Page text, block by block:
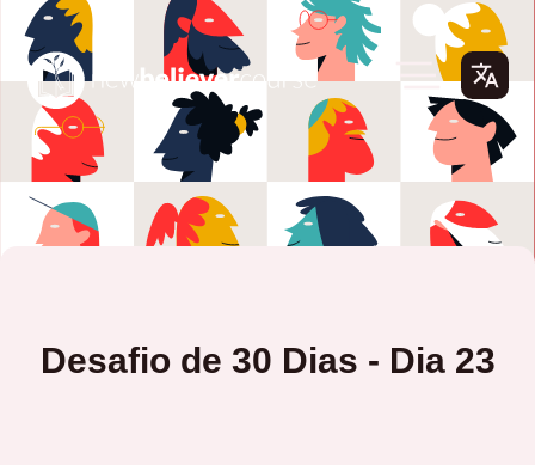
Desafio de 30 Dias - Dia 23